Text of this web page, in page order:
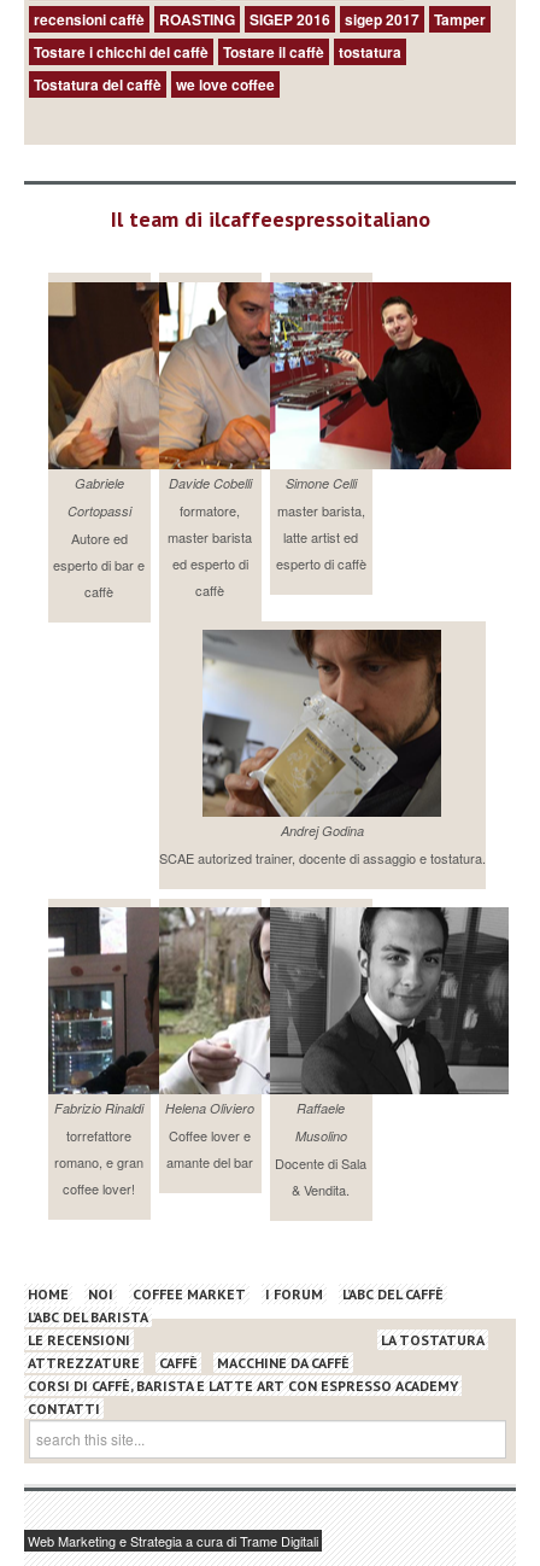
recensioni caffè
ROASTING SIGEP 2016 sigep 2017
Tamper
Tostare i chicchi del caffè
Tostare il caffè
tostatura
Tostatura del caffè
we love coffee
Il team di ilcaffeespressoitaliano
Gabriele
Cortopassi
Autore ed
esperto di bar e
caffè
Davide Cobelli
formatore,
master barista
ed esperto di
caffè
Simone Celli
master barista,
latte artist ed
esperto di caffè
Andrej Godina
SCAE autorized trainer, docente di assaggio e tostatura.
Fabrizio Rinaldi
torrefattore
romano, e gran
coffee lover!
Helena Oliviero
Coffee lover e
amante del bar
Raffaele
Musolino
Docente di Sala
& Vendita.
HOME NOI COFFEE MARKET I FORUM
L’ABC DEL CAFFÈ
L’ABC DEL BARISTA
LE RECENSIONI
ATTREZZATURE
CAFFÈ MACCHINE DA CAFFÈ
LA TOSTATURA
CORSI DI CAFFÈ, BARISTA E LATTE ART CON ESPRESSO ACADEMY
CONTATTI
Web Marketing e Strategia a cura di Trame Digitali